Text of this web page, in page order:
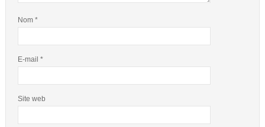
Nom *
E-mail *
Site web